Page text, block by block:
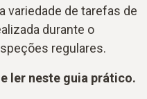
variedade de tarefas de
durante o
regulares.
ler neste guia prático.